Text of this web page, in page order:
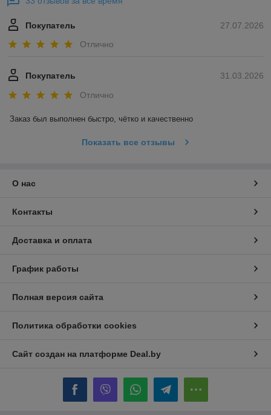
27.07.2026
Покупатель
Отлично
31.03.2026
Покупатель
Отлично
Заказ был выполнен быстро, чётко и качественно
Показать все отзывы
О нас
Контакты
Доставка и оплата
График работы
Полная версия сайта
Политика обработки cookies
Сайт создан на платформе Deal.by